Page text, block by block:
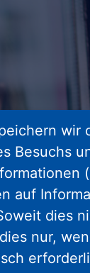
wir
Besuchs
auf
dies
nur,